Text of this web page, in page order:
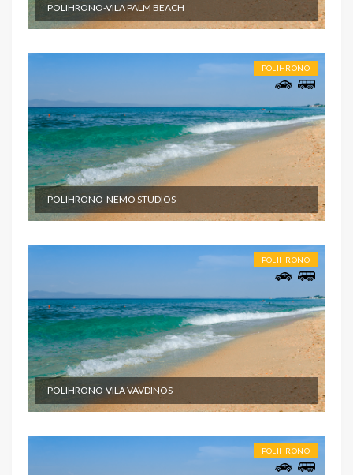
POLIHRONO-VILA PALM BEACH
POLIHRONO
POLIHRONO-NEMO STUDIOS
POLIHRONO
POLIHRONO-VILA VAVDINOS
POLIHRONO